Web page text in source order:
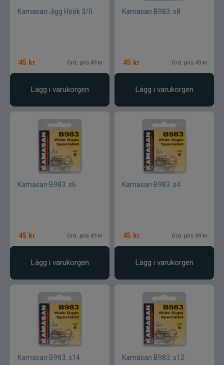
Kamasan Jigg Hook 3/0
45 kr Ord. pris 49 kr
Lägg i varukorgen
Kamasan B983. s8
45 kr Ord. pris 49 kr
Lägg i varukorgen
Kamasan B983. s6
45 kr Ord. pris 49 kr
Lägg i varukorgen
Kamasan B983. s4
45 kr Ord. pris 49 kr
Lägg i varukorgen
Kamasan B983. s14 Kamasan B983. s12